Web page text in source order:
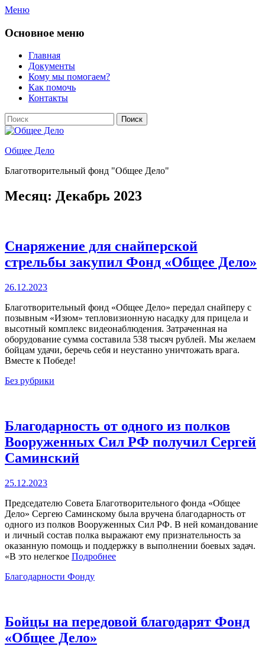
Перейти
содержимому
Меню
Основное меню
Главная
Документы
Кому мы помогаем?
Как помочь
Контакты
Поиск
Найти:
Общее Дело
Благотворительный фонд "Общее Дело"
Месяц: Декабрь 2023
Снаряжение для снайперской
стрельбы закупил Фонд «Общее Дело»
Опубликовано
26.12.2023
Благотворительный фонд «Общее Дело» передал снайперу с
позывным «Изюм» тепловизионную насадку для прицела и
высотный комплекс видеонаблюдения. Затраченная на
оборудование сумма составила 538 тысяч рублей. Мы желаем
бойцам удачи, беречь себя и неустанно уничтожать врага.
Вместе к Победе!
Категории
Без рубрики
Благодарность от одного из полков
Вооруженных Сил РФ получил Сергей
Саминский
Опубликовано
25.12.2023
Председателю Совета Благотворительного фонда «Общее
Дело» Сергею Саминскому была вручена благодарность от
одного из полков Вооруженных Сил РФ. В ней командование
и личный состав полка выражают ему признательность за
оказанную помощь и поддержку в выполнении боевых задач.
«В это нелегкое Подробнее
Категории
Благодарности Фонду
Бойцы на передовой благодарят Фонд
«Общее Дело»